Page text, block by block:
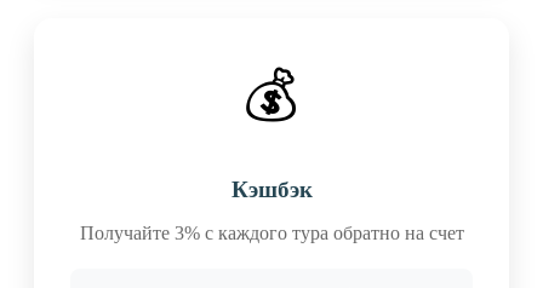
💰
Кэшбэк
Получайте 3% с каждого тура обратно на счет